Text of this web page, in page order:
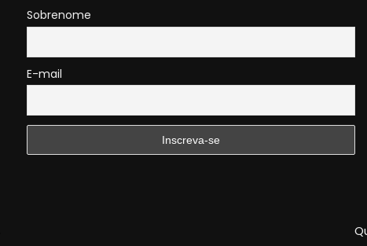
Sobrenome
E-mail